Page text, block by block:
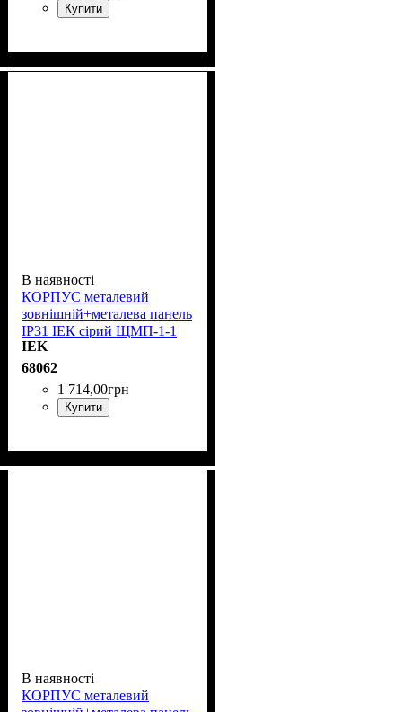
Купити
В наявності
КОРПУС металевий
зовнішній+металева панель
IP31 ІЕК сірий ЩМП-1-1
36 УХЛЗ YKM41-01-31
IEK
68062
1 714,00грн
Купити
В наявності
КОРПУС металевий